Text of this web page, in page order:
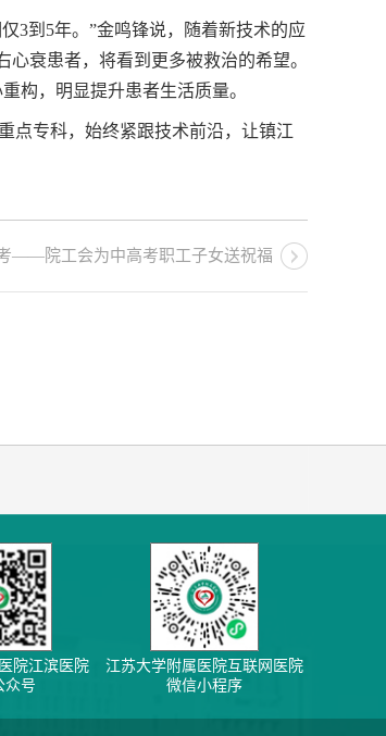
3到5年。”金鸣锋说，随着新技术的应
衰患者，将看到更多被救治的希望。
构，明显提升患者生活质量。
点专科，始终紧跟技术前沿，让镇江
——院工会为中高考职工子女送祝福
院江滨医院
众号
江苏大学附属医院互联网医院
微信小程序